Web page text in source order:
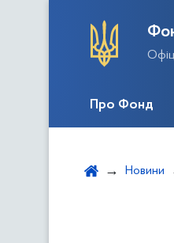
Про Фонд
Новини